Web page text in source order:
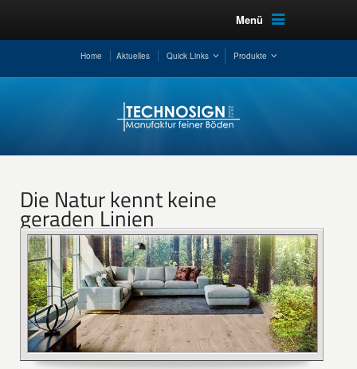
Menü
Home Aktuelles Quick Links Produkte
Die Natur kennt keine
geraden Linien